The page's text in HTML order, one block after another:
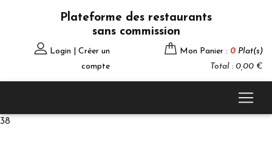
Plateforme des restaurants
sans commission
Login | Créer un
compte
Mon Panier : 0 Plat(s)
Total : 0,00 €
38